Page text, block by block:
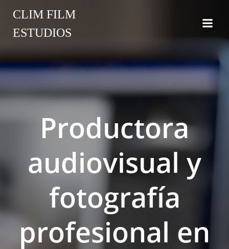
CLIM FILM
ESTUDIOS
Productora
audiovisual y
fotografía
profesional en